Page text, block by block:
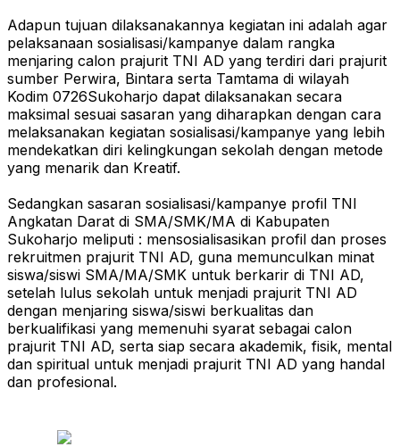
Adapun tujuan dilaksanakannya kegiatan ini adalah agar
pelaksanaan sosialisasi/kampanye dalam rangka
menjaring calon prajurit TNI AD yang terdiri dari prajurit
sumber Perwira, Bintara serta Tamtama di wilayah
Kodim 0726Sukoharjo dapat dilaksanakan secara
maksimal sesuai sasaran yang diharapkan dengan cara
melaksanakan kegiatan sosialisasi/kampanye yang lebih
mendekatkan diri kelingkungan sekolah dengan metode
yang menarik dan Kreatif.
Sedangkan sasaran sosialisasi/kampanye profil TNI
Angkatan Darat di SMA/SMK/MA di Kabupaten
Sukoharjo meliputi : mensosialisasikan profil dan proses
rekruitmen prajurit TNI AD, guna memunculkan minat
siswa/siswi SMA/MA/SMK untuk berkarir di TNI AD,
setelah lulus sekolah untuk menjadi prajurit TNI AD
dengan menjaring siswa/siswi berkualitas dan
berkualifikasi yang memenuhi syarat sebagai calon
prajurit TNI AD, serta siap secara akademik, fisik, mental
dan spiritual untuk menjadi prajurit TNI AD yang handal
dan profesional.